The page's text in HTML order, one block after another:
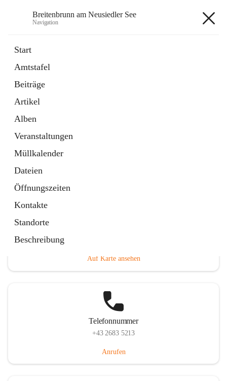
Breitenbrunn am Neusiedler See
Navigation
Start
Amtstafel
Beiträge
Artikel
Alben
Veranstaltungen
Müllkalender
Dateien
Öffnungszeiten
Kontakte
Standorte
Beschreibung
18 Schnellzugriffe
Gemeindeservice
Auf Karte ansehen
Telefonnummer
+43 2683 5213
Anrufen